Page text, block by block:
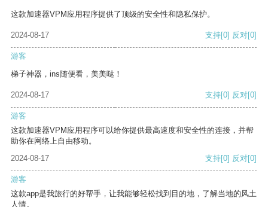
这款加速器VPM应用程序提供了顶级的安全性和隐私保护。
2024-08-17 支持[0] 反对[0]
游客
梯子神器，ins随便看，美美哒！
2024-08-17 支持[0] 反对[0]
游客
这款加速器VPM应用程序可以给你提供最高速度和安全性的连接，并帮
助你在网络上自由移动。
2024-08-17
支持[0] 反对[0]
游客
这款app是我旅行的好帮手，让我能够轻松找到目的地，了解当地的风土
人情。